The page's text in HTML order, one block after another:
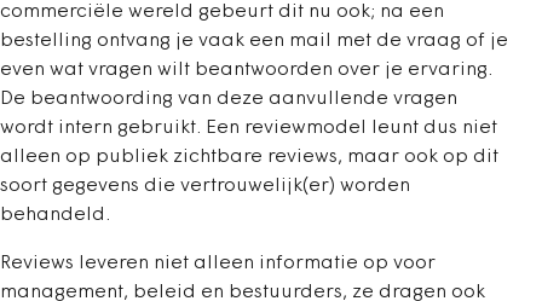
commerciële wereld gebeurt dit nu ook; na een
bestelling ontvang je vaak een mail met de vraag of je
even wat vragen wilt beantwoorden over je ervaring.
De beantwoording van deze aanvullende vragen
wordt intern gebruikt. Een reviewmodel leunt dus niet
alleen op publiek zichtbare reviews, maar ook op dit
soort gegevens die vertrouwelijk(er) worden
behandeld.
Reviews leveren niet alleen informatie op voor
management, beleid en bestuurders, ze dragen ook